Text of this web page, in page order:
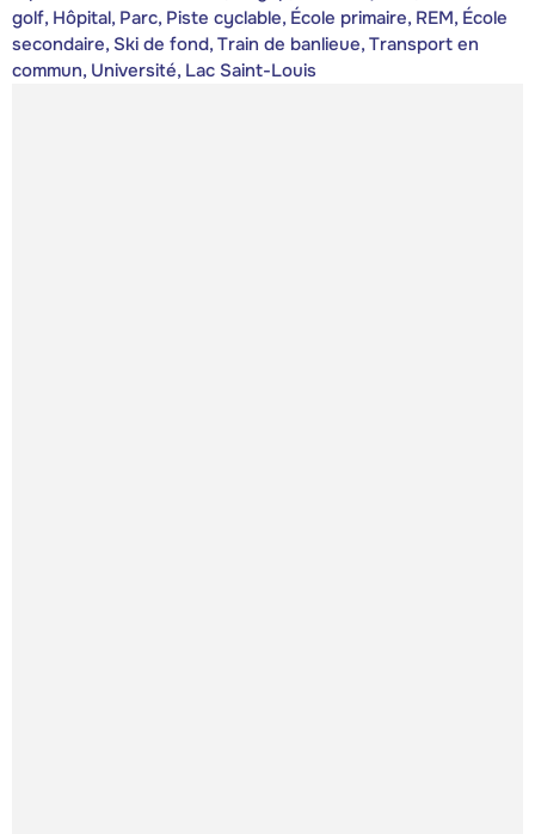
golf, Hôpital, Parc, Piste cyclable, École primaire, REM, École
secondaire, Ski de fond, Train de banlieue, Transport en
commun, Université, Lac Saint-Louis